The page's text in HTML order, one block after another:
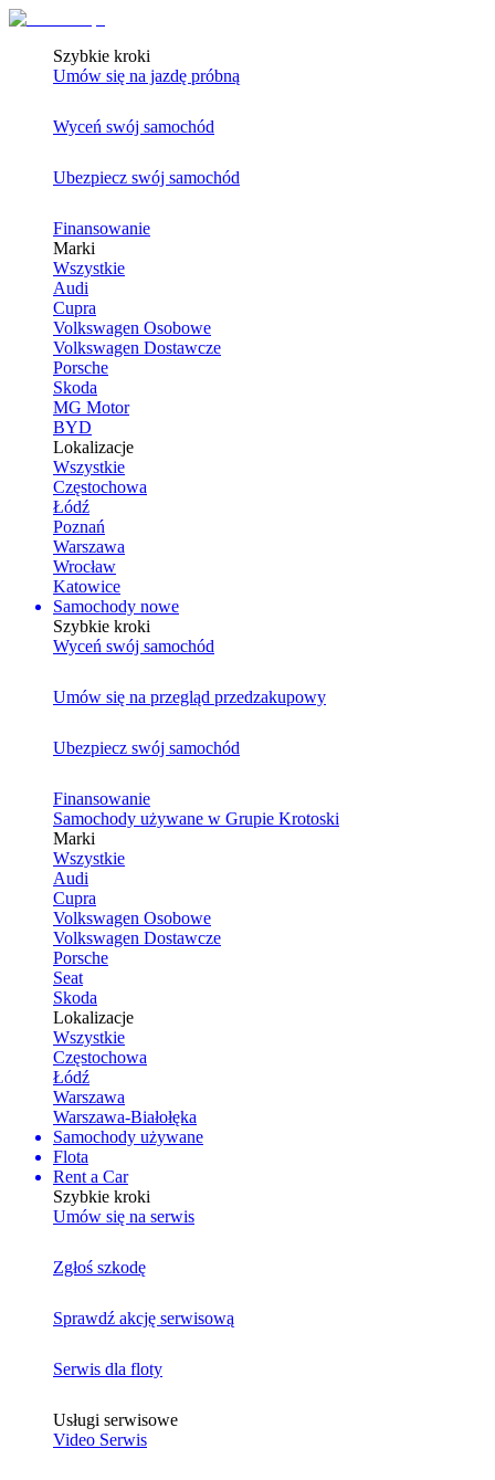
Szybkie kroki
Umów się na jazdę próbną
Wyceń swój samochód
Ubezpiecz swój samochód
Finansowanie
Marki
Wszystkie
Audi
Cupra
Volkswagen Osobowe
Volkswagen Dostawcze
Porsche
Skoda
MG Motor
BYD
Lokalizacje
Wszystkie
Częstochowa
Łódź
Poznań
Warszawa
Wrocław
Katowice
Samochody nowe
Szybkie kroki
Wyceń swój samochód
Umów się na przegląd przedzakupowy
Ubezpiecz swój samochód
Finansowanie
Samochody używane w Grupie Krotoski
Marki
Wszystkie
Audi
Cupra
Volkswagen Osobowe
Volkswagen Dostawcze
Porsche
Seat
Skoda
Lokalizacje
Wszystkie
Częstochowa
Łódź
Warszawa
Warszawa-Białołęka
Samochody używane
Flota
Rent a Car
Szybkie kroki
Umów się na serwis
Zgłoś szkodę
Sprawdź akcję serwisową
Serwis dla floty
Usługi serwisowe
Video Serwis